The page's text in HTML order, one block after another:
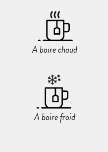
A boire chaud
A boire froid